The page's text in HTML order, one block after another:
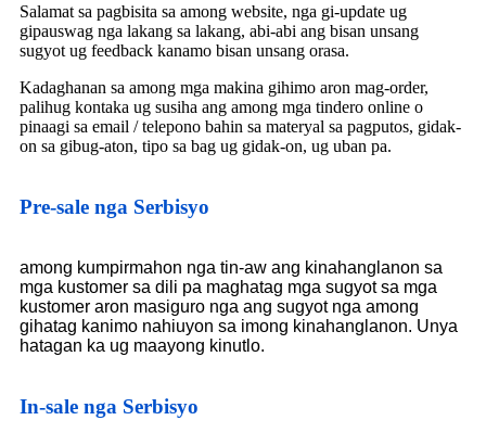
Salamat sa pagbisita sa among website, nga gi-update ug
gipauswag nga lakang sa lakang, abi-abi ang bisan unsang
sugyot ug feedback kanamo bisan unsang orasa.
Kadaghanan sa among mga makina gihimo aron mag-order,
palihug kontaka ug susiha ang among mga tindero online o
pinaagi sa email / telepono bahin sa materyal sa pagputos, gidak-
on sa gibug-aton, tipo sa bag ug gidak-on, ug uban pa.
Pre-sale nga Serbisyo
among kumpirmahon nga tin-aw ang kinahanglanon sa
mga kustomer sa dili pa maghatag mga sugyot sa mga
kustomer aron masiguro nga ang sugyot nga among
gihatag kanimo nahiuyon sa imong kinahanglanon. Unya
hatagan ka ug maayong kinutlo.
In-sale nga Serbisyo